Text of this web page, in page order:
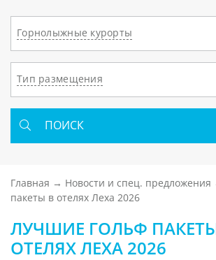
Горнолыжные курорты
Тип размещения
ПОИСК
Главная Новости и спец. предложения
пакеты в отелях Леха 2026
ЛУЧШИЕ ГОЛЬФ
ОТЕЛЯХ ЛЕХА 2026